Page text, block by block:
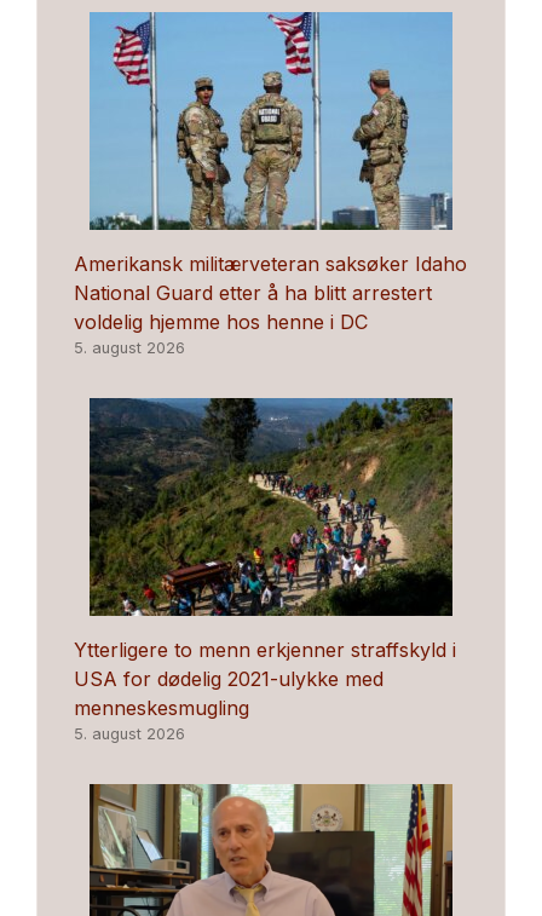
Amerikansk militærveteran saksøker Idaho
National Guard etter å ha blitt arrestert
voldelig hjemme hos henne i DC
5. august 2026
Ytterligere to menn erkjenner straffskyld i
USA for dødelig 2021-ulykke med
menneskesmugling
5. august 2026